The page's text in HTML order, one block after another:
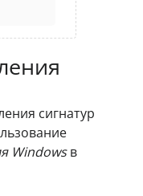
сигнатур
Windowsв